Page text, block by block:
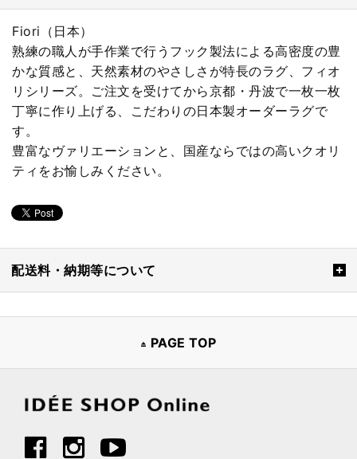
Fiori（日本）
熟練の職人が手作業で行うフック製法による高密度の豊
かな質感と、天然素材のやさしさが特長のラグ、フィオ
リシリーズ。ご注文を受けてから京都・丹波で一枚一枚
丁寧に作り上げる、こだわりの日本製オーダーラグで
す。
豊富なヴァリエーションと、国産ならではの高いクオリ
ティをお愉しみください。
配送料・納期等について
PAGE TOP